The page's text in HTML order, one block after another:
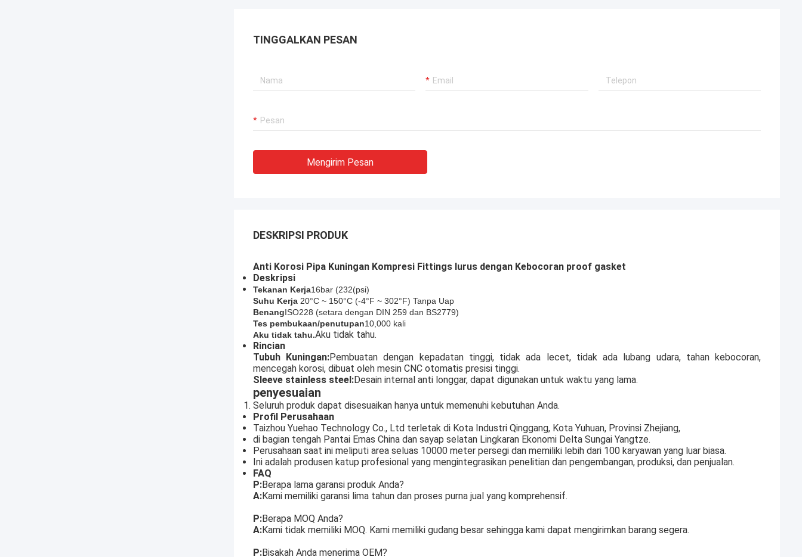
TINGGALKAN PESAN
Mengirim Pesan
DESKRIPSI PRODUK
Anti Korosi Pipa Kuningan Kompresi Fittings lurus dengan Kebocoran proof gasket
Deskripsi
Tekanan Kerja16bar (232(psi)
Suhu Kerja 20°C ~ 150°C (-4°F ~ 302°F) Tanpa Uap
BenangISO228 (setara dengan DIN 259 dan BS2779)
Tes pembukaan/penutupan10,000 kali
Aku tidak tahu.Aku tidak tahu.
Rincian
Tubuh Kuningan:Pembuatan dengan kepadatan tinggi, tidak ada lecet, tidak ada lubang udara, tahan kebocoran,
mencegah korosi, dibuat oleh mesin CNC otomatis presisi tinggi.
Sleeve stainless steel:Desain internal anti longgar, dapat digunakan untuk waktu yang lama.
penyesuaian
Seluruh produk dapat disesuaikan hanya untuk memenuhi kebutuhan Anda.
Profil Perusahaan
Taizhou Yuehao Technology Co., Ltd terletak di Kota Industri Qinggang, Kota Yuhuan, Provinsi Zhejiang,
di bagian tengah Pantai Emas China dan sayap selatan Lingkaran Ekonomi Delta Sungai Yangtze.
Perusahaan saat ini meliputi area seluas 10000 meter persegi dan memiliki lebih dari 100 karyawan yang luar biasa.
Ini adalah produsen katup profesional yang mengintegrasikan penelitian dan pengembangan, produksi, dan penjualan.
FAQ
P:Berapa lama garansi produk Anda?
A:Kami memiliki garansi lima tahun dan proses purna jual yang komprehensif.
P:Berapa MOQ Anda?
A:Kami tidak memiliki MOQ. Kami memiliki gudang besar sehingga kami dapat mengirimkan barang segera.
P:Bisakah Anda menerima OEM?